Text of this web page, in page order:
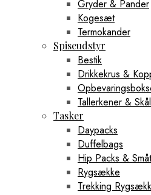
Gryder & Pander
Kogesæt
Termokander
Spiseudstyr
Bestik
Drikkekrus &
Tallerkener &
Tasker
Daypacks
Duffelbags
Hip Packs &
Rygsække
Trekking